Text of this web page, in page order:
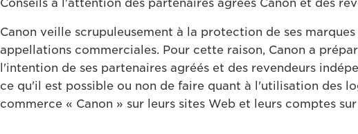
Conseils à l'attention des partenaires agréés Canon et des
Canon veille scrupuleusement à la protection de ses
appellations commerciales. Pour cette raison, Canon a
l'intention de ses partenaires agréés et des revendeurs
ce qu'il est possible ou non de faire quant à l'utilisation des
commerce « Canon » sur leurs sites Web et leurs comptes